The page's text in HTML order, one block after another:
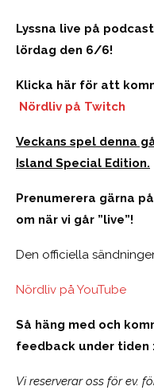
Lyssna live på
lördag den 6/6!
Klicka här för att
Nördliv på Twitch
Veckans spel denna
Island Special Edition.
Prenumerera gärna
om när vi går ”live”!
Den officiella
Nördliv på YouTube
Så häng med och
feedback under tiden
Vi reserverar oss för ev.